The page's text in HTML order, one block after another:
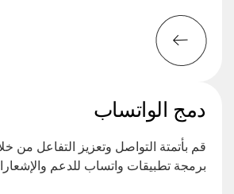
دمج الواتساب
قم بأتمتة التواصل وتعزيز التفاعل من
برمجة تطبيقات واتساب للدعم